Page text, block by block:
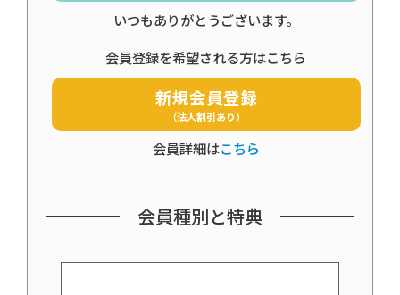
いつもありがとうございます。
会員登録を希望される方はこちら
新規会員登録
（法人割引あり）
会員詳細はこちら
会員種別と特典